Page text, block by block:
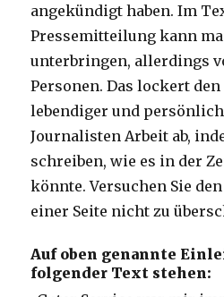
angekündigt haben. Im
Pressemitteilung kann
unterbringen, allerdings
Personen. Das lockert
lebendiger und
Journalisten Arbeit ab,
schreiben, wie es in der
könnte. Versuchen Sie
einer Seite nicht zu
Auf oben genannte
folgender Text stehen: